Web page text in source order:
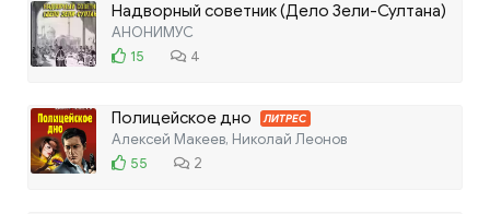
Надворный советник (Дело Зели-Султана)
АНОНИМУС
15
4
Полицейское дно ЛИТРЕС
Алексей Макеев, Николай Леонов
55
2